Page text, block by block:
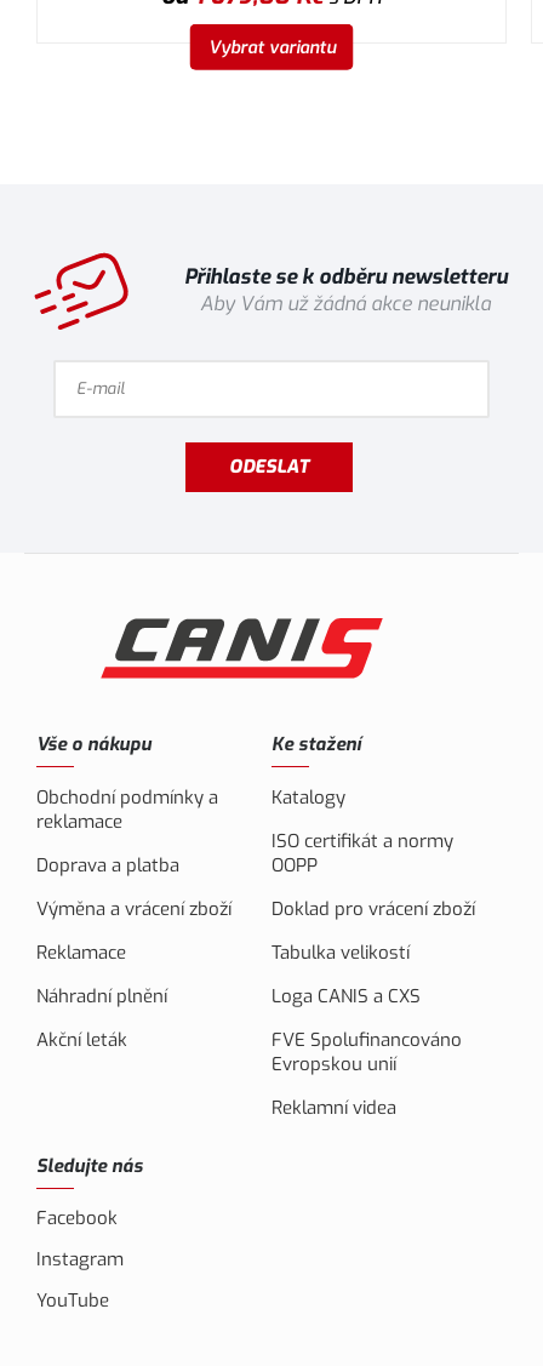
Vybrat variantu
Přihlaste se k odběru newsletteru
Aby Vám už žádná akce neunikla
ODESLAT
Vše o nákupu
Obchodní podmínky a
reklamace
Doprava a platba
Výměna a vrácení zboží
Reklamace
Náhradní plnění
Akční leták
Ke stažení
Katalogy
ISO certifikát a normy
OOPP
Doklad pro vrácení zboží
Tabulka velikostí
Loga CANIS a CXS
FVE Spolufinancováno
Evropskou unií
Reklamní videa
Sledujte nás
Facebook
Instagram
YouTube